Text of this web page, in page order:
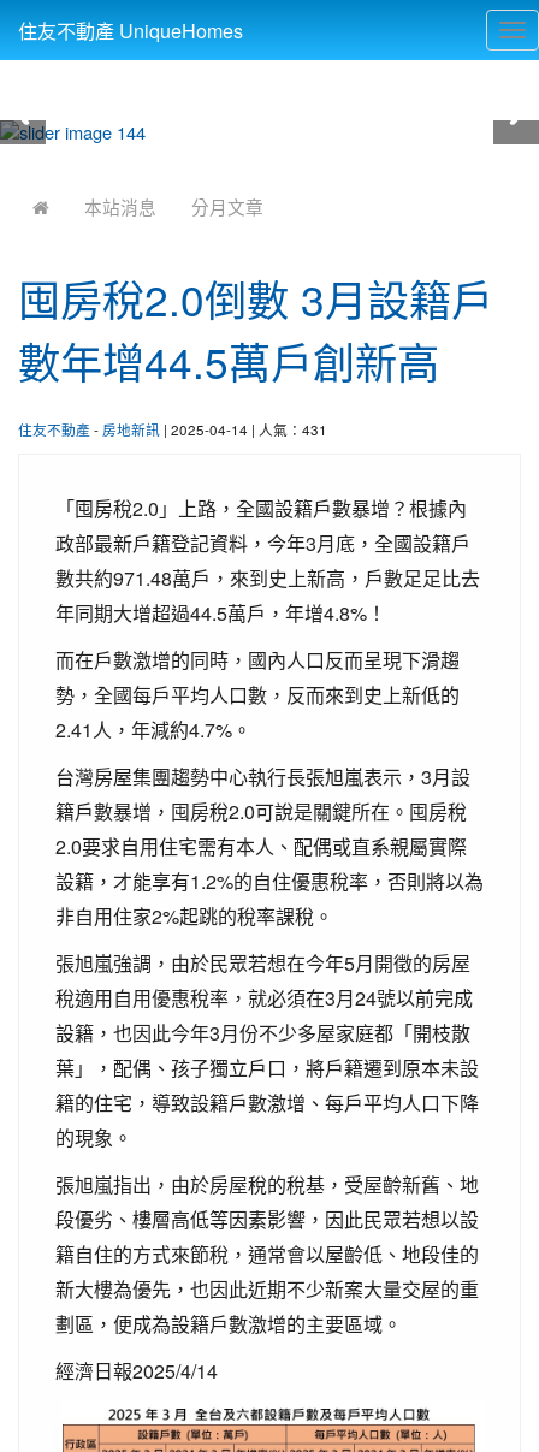
住友不動產 UniqueHomes
本站消息 分月文章
囤房稅2.0倒數 3月設籍戶
數年增44.5萬戶創新高
住友不動產 - 房地新訊 | 2025-04-14 | 人氣：431
「囤房稅2.0」上路，全國設籍戶數暴增？根據內
政部最新戶籍登記資料，今年3月底，全國設籍戶
數共約971.48萬戶，來到史上新高，戶數足足比去
年同期大增超過44.5萬戶，年增4.8%！
而在戶數激增的同時，國內人口反而呈現下滑趨
勢，全國每戶平均人口數，反而來到史上新低的
2.41人，年減約4.7%。
台灣房屋集團趨勢中心執行長張旭嵐表示，3月設
籍戶數暴增，囤房稅2.0可說是關鍵所在。囤房稅
2.0要求自用住宅需有本人、配偶或直系親屬實際
設籍，才能享有1.2%的自住優惠稅率，否則將以為
非自用住家2%起跳的稅率課稅。
張旭嵐強調，由於民眾若想在今年5月開徵的房屋
稅適用自用優惠稅率，就必須在3月24號以前完成
設籍，也因此今年3月份不少多屋家庭都「開枝散
葉」，配偶、孩子獨立戶口，將戶籍遷到原本未設
籍的住宅，導致設籍戶數激增、每戶平均人口下降
的現象。
張旭嵐指出，由於房屋稅的稅基，受屋齡新舊、地
段優劣、樓層高低等因素影響，因此民眾若想以設
籍自住的方式來節稅，通常會以屋齡低、地段佳的
新大樓為優先，也因此近期不少新案大量交屋的重
劃區，便成為設籍戶數激增的主要區域。
經濟日報2025/4/14